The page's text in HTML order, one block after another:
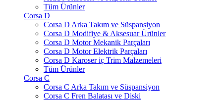
Tüm Ürünler
Corsa D
Corsa D Arka Takım ve Süspansiyon
Corsa D Modifiye & Aksesuar Ürünler
Corsa D Motor Mekanik Parçaları
Corsa D Motor Elektrik Parçaları
Corsa D Karoser iç Trim Malzemeleri
Tüm Ürünler
Corsa C
Corsa C Arka Takım ve Süspansiyon
Corsa C Fren Balatası ve Diski